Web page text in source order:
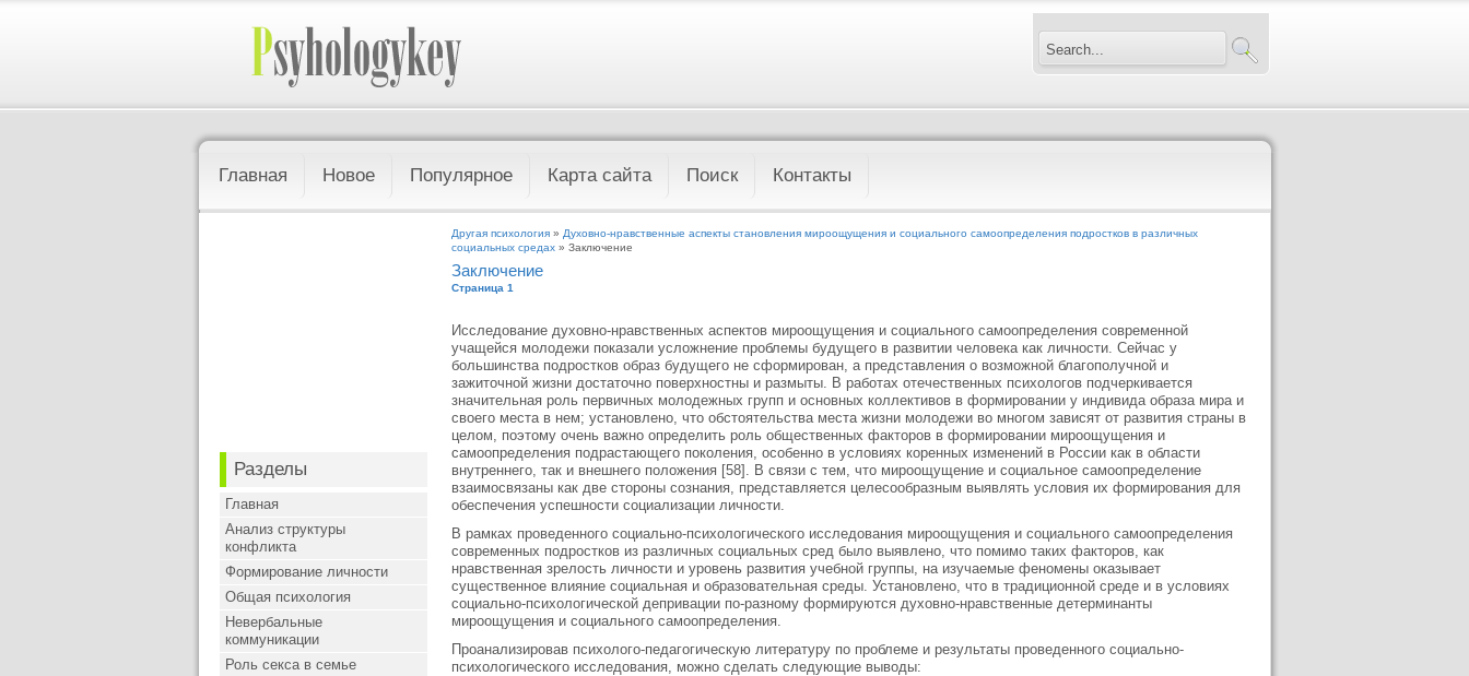
Главная Новое Популярное Карта сайта Поиск Контакты
Разделы
Главная
Анализ структуры
конфликта
Формирование личности
Общая психология
Невербальные
коммуникации
Роль секса в семье
Другая психология » Духовно-нравственные аспекты становления мироощущения и социального самоопределения подростков в различных
социальных средах » Заключение
Заключение
Страница 1
Исследование духовно-нравственных аспектов мироощущения и социального самоопределения современной
учащейся молодежи показали усложнение проблемы будущего в развитии человека как личности. Сейчас у
большинства подростков образ будущего не сформирован, а представления о возможной благополучной и
зажиточной жизни достаточно поверхностны и размыты. В работах отечественных психологов подчеркивается
значительная роль первичных молодежных групп и основных коллективов в формировании у индивида образа мира и
своего места в нем; установлено, что обстоятельства места жизни молодежи во многом зависят от развития страны в
целом, поэтому очень важно определить роль общественных факторов в формировании мироощущения и
самоопределения подрастающего поколения, особенно в условиях коренных изменений в России как в области
внутреннего, так и внешнего положения [58]. В связи с тем, что мироощущение и социальное самоопределение
взаимосвязаны как две стороны сознания, представляется целесообразным выявлять условия их формирования для
обеспечения успешности социализации личности.
В рамках проведенного социально-психологического исследования мироощущения и социального самоопределения
современных подростков из различных социальных сред было выявлено, что помимо таких факторов, как
нравственная зрелость личности и уровень развития учебной группы, на изучаемые феномены оказывает
существенное влияние социальная и образовательная среды. Установлено, что в традиционной среде и в условиях
социально-психологической депривации по-разному формируются духовно-нравственные детерминанты
мироощущения и социального самоопределения.
Проанализировав психолого-педагогическую литературу по проблеме и результаты проведенного социально-
психологического исследования, можно сделать следующие выводы: